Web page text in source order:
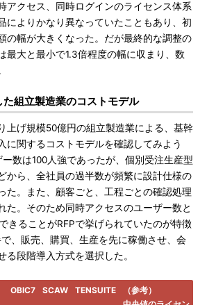
アクセス、同時ログインのライセンス体系
によりかなり異なっていたこともあり、初
の幅が大きくなった。だが最終的な調整の
最大と最小で1.3倍程度の幅に収まり、数
組立製造業のコストモデル
上げ規模50億円の組立製造業による、基幹
に関するコストモデルを確認してみよう
ー数は100人強であったが、個別受注生産型
から、全社員の過半数が頻繁に設計仕様の
た。また、顧客ごと、工程ごとの確認処理
た。そのため同時アクセスのユーザー数と
きることがRFPで挙げられていたのが特徴
、販売、購買、生産を先に稼働させ、会
る段階導入方式を選択した。
OBIC7 SCAW TENSUITE
（参考）